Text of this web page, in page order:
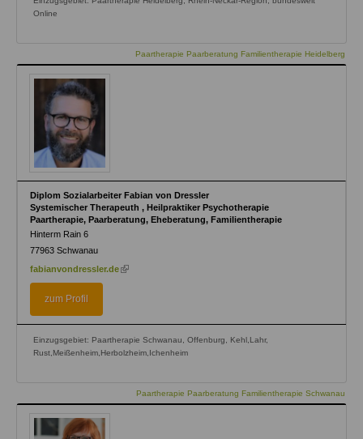
Online
Paartherapie Paarberatung Familientherapie Heidelberg
Diplom Sozialarbeiter Fabian von Dressler
Systemischer Therapeuth , Heilpraktiker Psychotherapie
Paartherapie, Paarberatung, Eheberatung, Familientherapie
Hinterm Rain 6
77963 Schwanau
fabianvondressler.de (link
zum Profil
Einzugsgebiet: Paartherapie Schwanau, Offenburg, Kehl,Lahr,
Rust,Meißenheim,Herbolzheim,Ichenheim
Paartherapie Paarberatung Familientherapie Schwanau